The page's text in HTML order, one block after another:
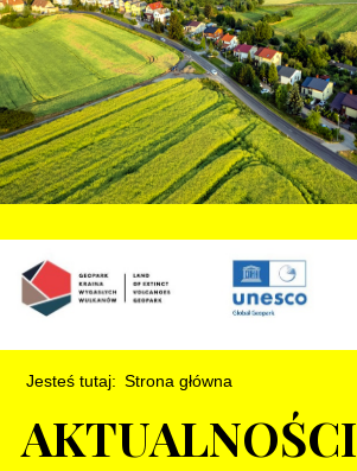
Jesteś tutaj: Strona główna
AKTUALNOŚCI